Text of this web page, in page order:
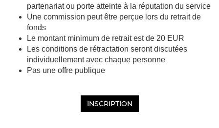
partenariat ou porte atteinte à la réputation du service
Une commission peut être perçue lors du retrait de
fonds
Le montant minimum de retrait est de 20 EUR
Les conditions de rétractation seront discutées
individuellement avec chaque personne
Pas une offre publique
INSCRIPTION